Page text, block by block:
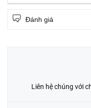
Đánh giá
Liên hệ chúng với